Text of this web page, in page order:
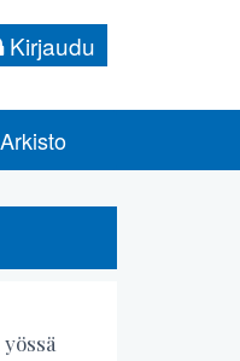
Kirjaudu
Arkisto